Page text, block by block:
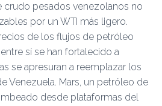
crudo pesados venezolanos no
por un WTI más ligero.
de los flujos de petróleo
sí se han fortalecido a
se apresuran a reemplazar los
Venezuela. Mars, un petróleo de
desde plataformas del